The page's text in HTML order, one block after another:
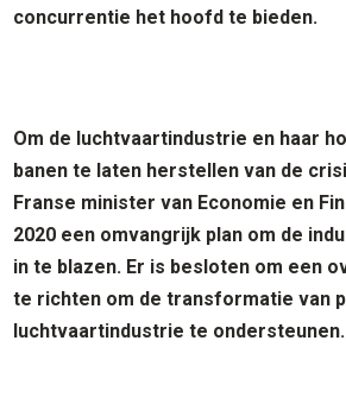
concurrentie het hoofd te bieden.
Om de luchtvaartindustrie en haar
banen te laten herstellen van de
Franse minister van Economie en
2020 een omvangrijk plan om de
in te blazen. Er is besloten om een
te richten om de transformatie van
luchtvaartindustrie te ondersteunen.